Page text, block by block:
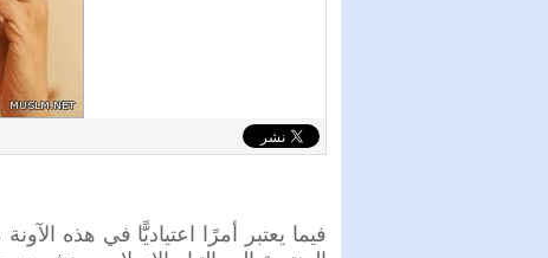
فيما يعتبر أمرًا اعتياديًّا في هذه